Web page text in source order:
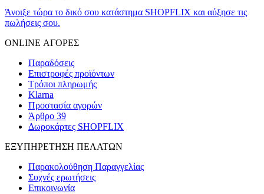
Άνοιξε τώρα το δικό σου κατάστημα SHOPFLIX και αύξησε τις
πωλήσεις σου.
ONLINE ΑΓΟΡΕΣ
Παραδόσεις
Επιστροφές προϊόντων
Τρόποι πληρωμής
Klarna
Προστασία αγορών
Άρθρο 39
Δωροκάρτες SHOPFLIX
ΕΞΥΠΗΡΕΤΗΣΗ ΠΕΛΑΤΩΝ
Παρακολούθηση Παραγγελίας
Συχνές ερωτήσεις
Επικοινωνία